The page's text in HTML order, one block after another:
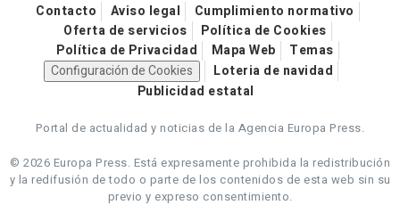
Contacto Aviso legal
Cumplimiento normativo
Oferta de servicios
Política de Cookies
Política de Privacidad
Mapa Web
Temas
Configuración de Cookies
Loteria de navidad
Publicidad estatal
Portal de actualidad y noticias de la Agencia Europa Press.
© 2026 Europa Press. Está expresamente prohibida la redistribución
y la redifusión de todo o parte de los contenidos de esta web sin su
previo y expreso consentimiento.